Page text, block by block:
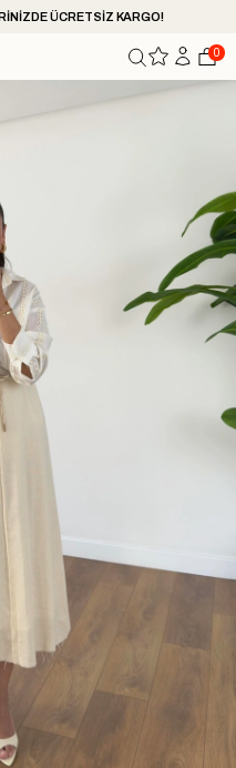
ÜCRETSİZ KARGO!
0